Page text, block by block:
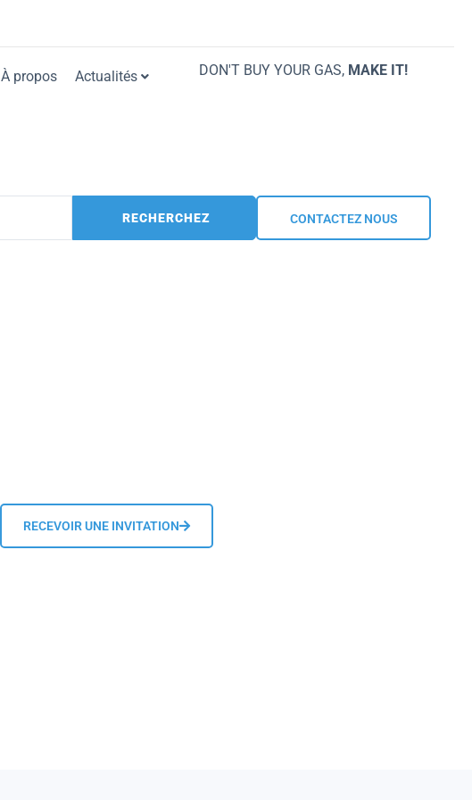
À propos Actualités DON'T BUY YOUR GAS, MAKE IT!
RECHERCHEZ CONTACTEZ NOUS
RECEVOIR UNE INVITATION